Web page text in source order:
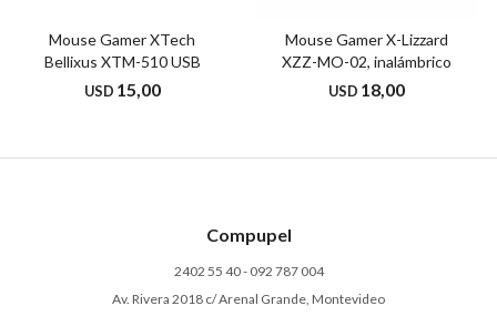
Mouse Gamer XTech
Bellixus XTM-510 USB
USD 15,00
Mouse Gamer X-Lizzard
XZZ-MO-02, inalámbrico
USD 18,00
Compupel
2402 55 40 - 092 787 004
Av. Rivera 2018 c/ Arenal Grande, Montevideo